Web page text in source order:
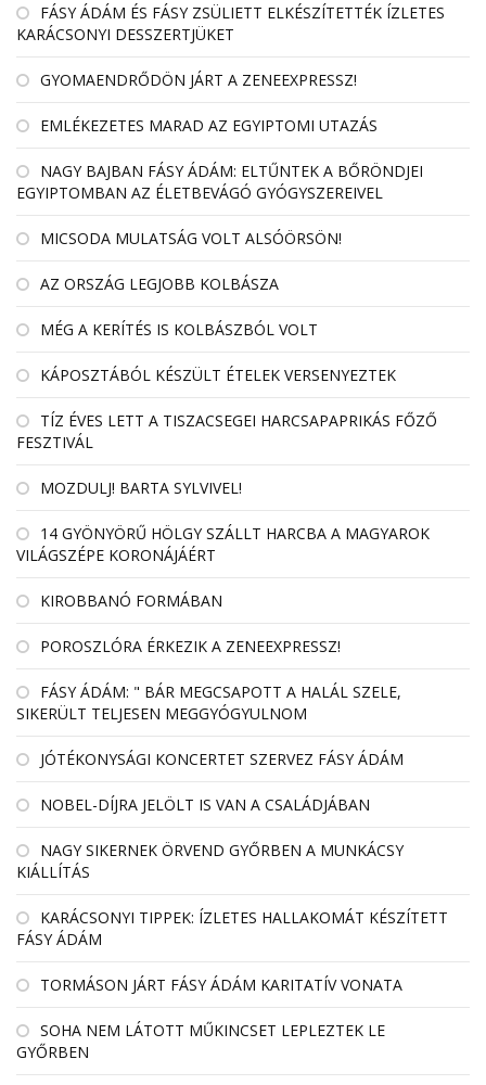
FÁSY ÁDÁM ÉS FÁSY ZSÜLIETT ELKÉSZÍTETTÉK ÍZLETES
KARÁCSONYI DESSZERTJÜKET
GYOMAENDRŐDÖN JÁRT A ZENEEXPRESSZ!
EMLÉKEZETES MARAD AZ EGYIPTOMI UTAZÁS
NAGY BAJBAN FÁSY ÁDÁM: ELTŰNTEK A BŐRÖNDJEI
EGYIPTOMBAN AZ ÉLETBEVÁGÓ GYÓGYSZEREIVEL
MICSODA MULATSÁG VOLT ALSÓÖRSÖN!
AZ ORSZÁG LEGJOBB KOLBÁSZA
MÉG A KERÍTÉS IS KOLBÁSZBÓL VOLT
KÁPOSZTÁBÓL KÉSZÜLT ÉTELEK VERSENYEZTEK
TÍZ ÉVES LETT A TISZACSEGEI HARCSAPAPRIKÁS FŐZŐ
FESZTIVÁL
MOZDULJ! BARTA SYLVIVEL!
14 GYÖNYÖRŰ HÖLGY SZÁLLT HARCBA A MAGYAROK
VILÁGSZÉPE KORONÁJÁÉRT
KIROBBANÓ FORMÁBAN
POROSZLÓRA ÉRKEZIK A ZENEEXPRESSZ!
FÁSY ÁDÁM: " BÁR MEGCSAPOTT A HALÁL SZELE,
SIKERÜLT TELJESEN MEGGYÓGYULNOM
JÓTÉKONYSÁGI KONCERTET SZERVEZ FÁSY ÁDÁM
NOBEL-DÍJRA JELÖLT IS VAN A CSALÁDJÁBAN
NAGY SIKERNEK ÖRVEND GYŐRBEN A MUNKÁCSY
KIÁLLÍTÁS
KARÁCSONYI TIPPEK: ÍZLETES HALLAKOMÁT KÉSZÍTETT
FÁSY ÁDÁM
TORMÁSON JÁRT FÁSY ÁDÁM KARITATÍV VONATA
SOHA NEM LÁTOTT MŰKINCSET LEPLEZTEK LE
GYŐRBEN